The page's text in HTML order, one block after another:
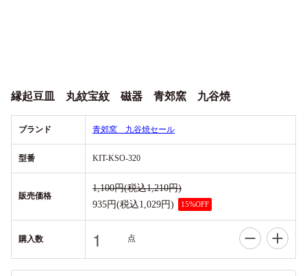
縁起豆皿 丸紋宝紋 磁器 青郊窯 九谷焼
ブランド 青郊窯 九谷焼セール
型番 KIT-KSO-320
販売価格
1,100円(税込1,210円)
935円(税込1,029円)
15%OFF
購入数 点